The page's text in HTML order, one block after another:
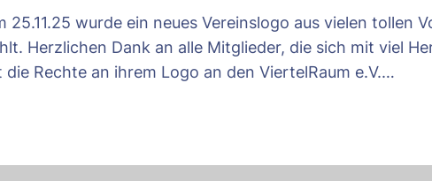
wurde ein neues Vereinslogo aus vielen tollen
Herzlichen Dank an alle Mitglieder, die sich mit viel
Rechte an ihrem Logo an den ViertelRaum e.V.…